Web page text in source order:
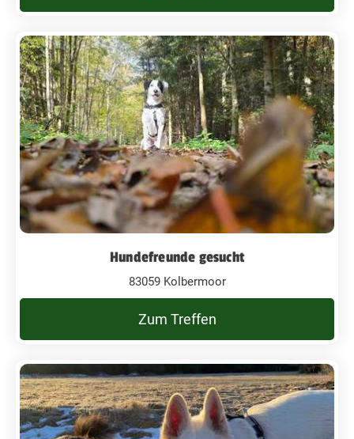
Hundefreunde gesucht
83059 Kolbermoor
Zum Treffen